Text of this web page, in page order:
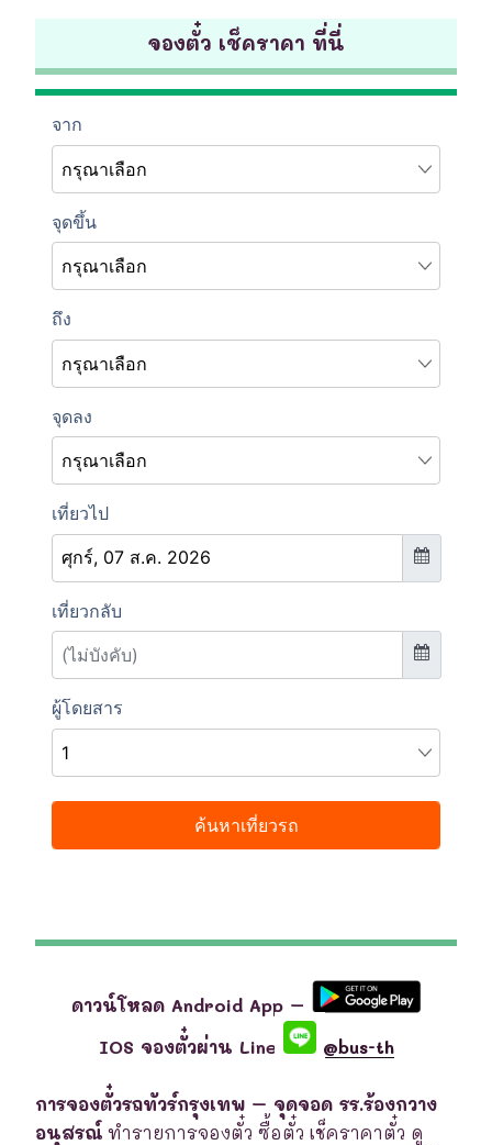
จองตั๋ว เช็คราคา ที่นี่
ดาวน์โหลด Android App –
IOS จองตั๋วผ่าน Line
@bus-th
การจองตั๋วรถทัวร์กรุงเทพ – จุดจอด รร.ร้องกวาง
อนุสรณ์ ทำรายการจองตั๋ว ซื้อตั๋ว เช็คราคาตั๋ว ดู